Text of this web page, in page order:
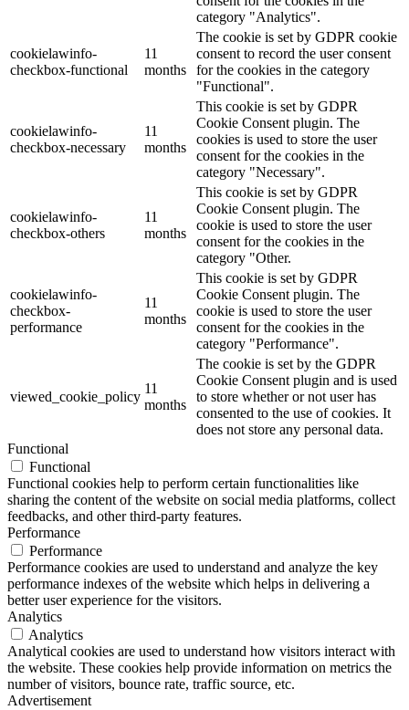
category "Analytics".
cookielawinfo-
checkbox-functional
11
months
The cookie is set by GDPR cookie
consent to record the user consent
for the cookies in the category
"Functional".
cookielawinfo-
checkbox-necessary
11
months
This cookie is set by GDPR
Cookie Consent plugin. The
cookies is used to store the user
consent for the cookies in the
category "Necessary".
cookielawinfo-
checkbox-others
11
months
This cookie is set by GDPR
Cookie Consent plugin. The
cookie is used to store the user
consent for the cookies in the
category "Other.
cookielawinfo-
checkbox-
performance
11
months
This cookie is set by GDPR
Cookie Consent plugin. The
cookie is used to store the user
consent for the cookies in the
category "Performance".
viewed_cookie_policy
11
months
The cookie is set by the GDPR
Cookie Consent plugin and is used
to store whether or not user has
consented to the use of cookies. It
does not store any personal data.
Functional
Functional
Functional cookies help to perform certain functionalities like
sharing the content of the website on social media platforms, collect
feedbacks, and other third-party features.
Performance
Performance
Performance cookies are used to understand and analyze the key
performance indexes of the website which helps in delivering a
better user experience for the visitors.
Analytics
Analytics
Analytical cookies are used to understand how visitors interact with
the website. These cookies help provide information on metrics the
number of visitors, bounce rate, traffic source, etc.
Advertisement